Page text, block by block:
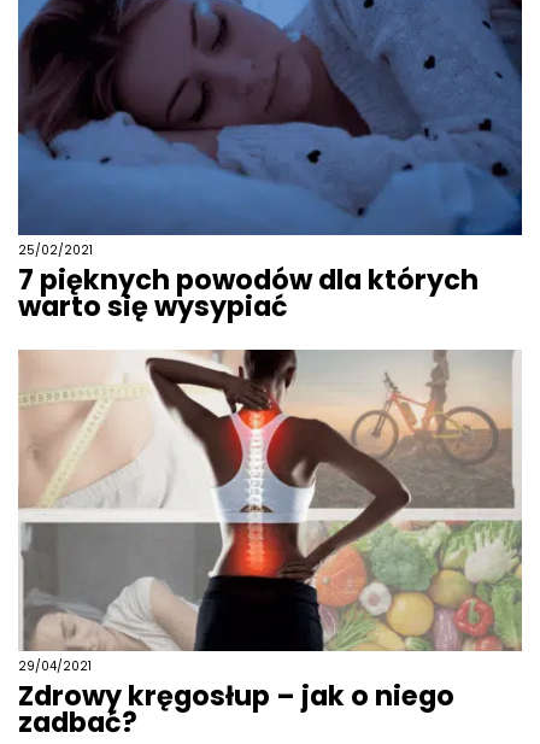
25/02/2021
7 pięknych powodów dla których
warto się wysypiać
29/04/2021
Zdrowy kręgosłup – jak o niego
zadbać?